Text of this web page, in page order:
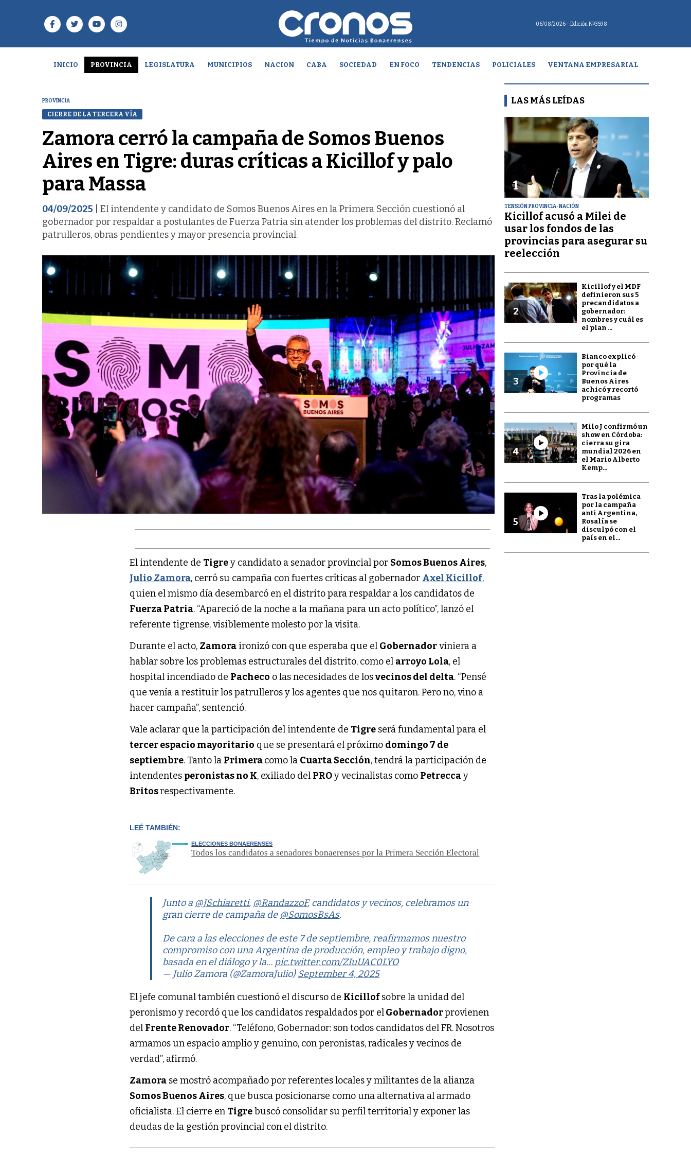
06/08/2026 - Edición Nº3598
INICIO PROVINCIA LEGISLATURA MUNICIPIOS NACION CABA SOCIEDAD EN FOCO TENDENCIAS POLICIALES VENTANA EMPRESARIAL
PROVINCIA
CIERRE DE LA TERCERA VÍA
Zamora cerró la campaña de Somos Buenos
Aires en Tigre: duras críticas a Kicillof y palo
para Massa
04/09/2025 | El intendente y candidato de Somos Buenos Aires en la Primera Sección cuestionó al
gobernador por respaldar a postulantes de Fuerza Patria sin atender los problemas del distrito. Reclamó
patrulleros, obras pendientes y mayor presencia provincial.
El intendente de Tigrey candidato a senador provincial por Somos Buenos Aires,
Julio Zamora, cerró su campaña con fuertes críticas al gobernador Axel Kicillof,
quien el mismo día desembarcó en el distrito para respaldar a los candidatos de
Fuerza Patria. “Apareció de la noche a la mañana para un acto político”, lanzó el
referente tigrense, visiblemente molesto por la visita.
Durante el acto, Zamora ironizó con que esperaba que el Gobernadorviniera a
hablar sobre los problemas estructurales del distrito, como el arroyo Lola, el
hospital incendiado de Pacheco o las necesidades de losvecinos del delta. “Pensé
que venía a restituir los patrulleros y los agentes que nos quitaron. Pero no, vino a
hacer campaña”, sentenció.
Vale aclarar que la participación del intendente de Tigre será fundamental para el
tercer espacio mayoritario que se presentará el próximo domingo 7 de
septiembre. Tanto la Primeracomo la Cuarta Sección, tendrá la participación de
intendentes peronistas no K, exiliado del PROy vecinalistas como Petreccay
Britosrespectivamente.
LEÉ TAMBIÉN:
ELECCIONES BONAERENSES
Todos los candidatos a senadores bonaerenses por la Primera Sección Electoral
Junto a @JSchiaretti, @RandazzoF, candidatos y vecinos, celebramos un
gran cierre de campaña de @SomosBsAs.
De cara a las elecciones de este 7 de septiembre, reafirmamos nuestro
compromiso con una Argentina de producción, empleo y trabajo digno,
basada en el diálogo y la… pic.twitter.com/ZIuUAC0LYO
— Julio Zamora (@ZamoraJulio)September 4, 2025
El jefe comunal también cuestionó el discurso de Kicillofsobre la unidad del
peronismo y recordó que los candidatos respaldados por elGobernadorprovienen
del Frente Renovador. “Teléfono, Gobernador: son todos candidatos del FR. Nosotros
armamos un espacio amplio y genuino, con peronistas, radicales y vecinos de
verdad”, afirmó.
Zamora se mostró acompañado por referentes locales y militantes de la alianza
Somos Buenos Aires, que busca posicionarse como una alternativa al armado
oficialista. El cierre en Tigrebuscó consolidar su perfil territorial y exponer las
deudas de la gestión provincial con el distrito.
LAS MÁS LEÍDAS
1
TENSIÓN PROVINCIA-NACIÓN
Kicillof acusó a Milei de
usar los fondos de las
provincias para asegurar su
reelección
2
Kicillof y el MDF
definieron sus 5
precandidatos a
gobernador:
nombres y cuál es
el plan ...
3
Bianco explicó
por qué la
Provincia de
Buenos Aires
achicó y recortó
programas
4
Milo J confirmó un
show en Córdoba:
cierra su gira
mundial 2026 en
el Mario Alberto
Kemp...
5
Tras la polémica
por la campaña
anti Argentina,
Rosalía se
disculpó con el
país en el...